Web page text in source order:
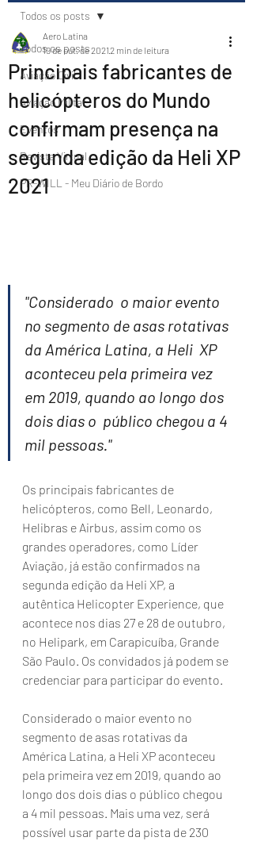
Todos os posts
Aviação Civil
Aviação Militar
Eventos
Revista Virtual
PR-WILL - Meu Diário de Bordo
Todos os posts
Principais fabricantes de
helicópteros do Mundo
confirmam presença na
segunda edição da Heli XP
2021
Aero Latina
19 de out. de 20212 min de leitura
"Considerado  o maior evento
no segmento de asas rotativas
da América Latina, a Heli  XP
aconteceu pela primeira vez
em 2019, quando ao longo dos
dois dias o  público chegou a 4
mil pessoas."
Os principais fabricantes de
helicópteros, como Bell, Leonardo,
Helibras e Airbus, assim como os
grandes operadores, como Líder
Aviação, já estão confirmados na
segunda edição da Heli XP, a
autêntica Helicopter Experience, que
acontece nos dias 27 e 28 de outubro,
no Helipark, em Carapicuíba, Grande
São Paulo. Os convidados já podem se
credenciar para participar do evento.
Considerado o maior evento no
segmento de asas rotativas da
América Latina, a Heli XP aconteceu
pela primeira vez em 2019, quando ao
longo dos dois dias o público chegou
a 4 mil pessoas. Mais uma vez, será
possível usar parte da pista de 230